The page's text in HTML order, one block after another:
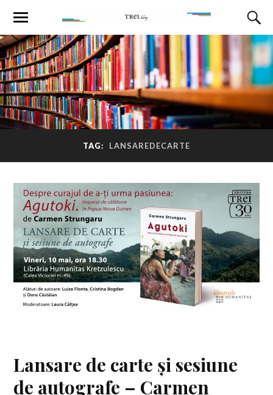
TAG: LANSAREDECARTE
Lansare de carte și sesiune
de autografe – Carmen